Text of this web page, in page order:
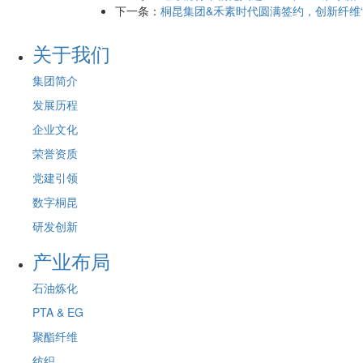
下一条： 桐昆集团&禾素时代圆满签约，创新纤维
关于我们
集团简介
发展历程
企业文化
荣誉资质
党建引领
数字桐昆
研发创新
产业布局
石油炼化
PTA & EG
聚酯纤维